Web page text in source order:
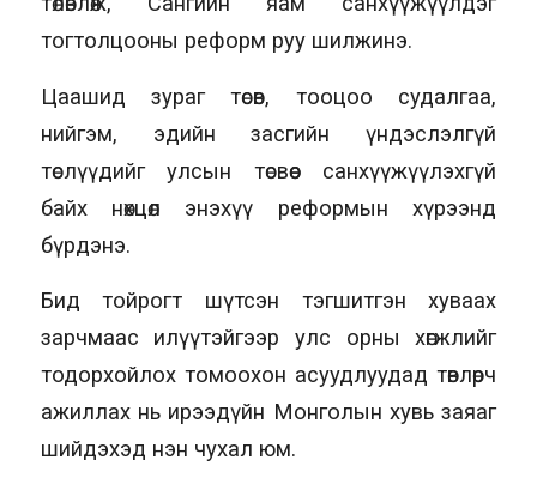
тогтолцооны реформ руу шилжинэ.
Цаашид зураг төсөв, тооцоо судалгаа,
нийгэм, эдийн засгийн үндэслэлгүй
төслүүдийг улсын төсвөөс санхүүжүүлэхгүй
байх нөхцөл энэхүү реформын хүрээнд
бүрдэнэ.
Бид тойрогт шүтсэн тэгшитгэн хуваах
зарчмаас илүүтэйгээр улс орны хөгжлийг
тодорхойлох томоохон асуудлуудад төвлөрч
ажиллах нь ирээдүйн Монголын хувь заяаг
шийдэхэд нэн чухал юм.